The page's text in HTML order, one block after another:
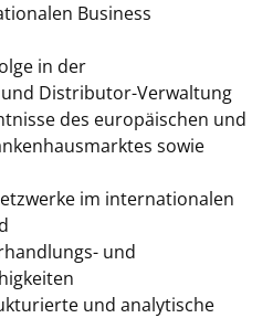
Business
in der
Distributor-Verwaltung
des europäischen und
sowie
im internationalen
und
und analytische